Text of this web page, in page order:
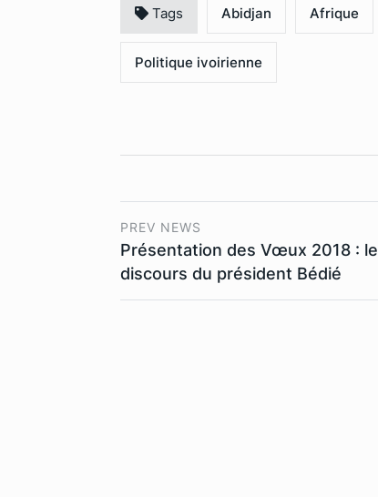
Tags Abidjan Afrique
Politique ivoirienne
PREV NEWS
Présentation des Vœux 2018 : le
discours du président Bédié